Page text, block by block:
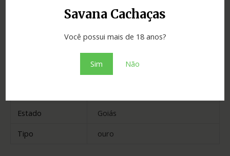
Savana Cachaças
Você possui mais de 18 anos?
Sim Não
42.00
Estado
Goiás
Tipo
ouro